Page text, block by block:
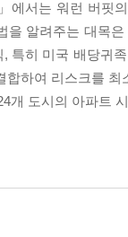
에서는 워런 버핏
알려주는 대목
특히 미국 배당귀
합하여 리스크를
개 도시의 아파트